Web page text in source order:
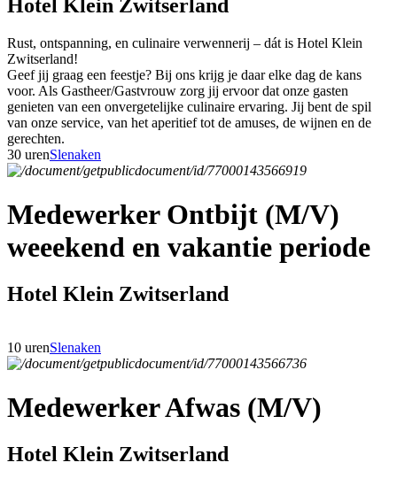
Hotel Klein Zwitserland
Rust, ontspanning, en culinaire verwennerij – dát is Hotel Klein
Zwitserland!
Geef jij graag een feestje? Bij ons krijg je daar elke dag de kans
voor. Als Gastheer/Gastvrouw zorg jij ervoor dat onze gasten
genieten van een onvergetelijke culinaire ervaring. Jij bent de spil
van onze service, van het aperitief tot de amuses, de wijnen en de
gerechten.
30 urenSlenaken
Medewerker Ontbijt (M/V)
weeekend en vakantie periode
Hotel Klein Zwitserland
10 urenSlenaken
Medewerker Afwas (M/V)
Hotel Klein Zwitserland